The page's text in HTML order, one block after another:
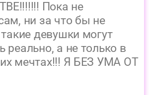
Пока не
ни за что бы не
девушки могут
реально, а не только в
мечтах!!! Я БЕЗ УМА ОТ